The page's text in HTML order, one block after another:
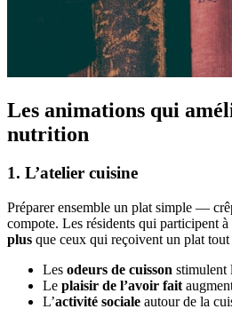
Les animations qui
nutrition
1. L’atelier cuisine
Préparer ensemble un plat simple —
compote. Les résidents qui participent à
plus que ceux qui reçoivent un plat
Les odeurs de cuisson stimulent
Le plaisir de l’avoir fait
L’activité sociale autour de la